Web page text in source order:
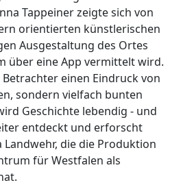
Tappeiner zeigte sich von
orientierten künstlerischen
Ausgestaltung des Ortes
über eine App vermittelt wird.
einen Eindruck von
sondern vielfach bunten
Geschichte lebendig - und
entdeckt und erforscht
die die Produktion
für Westfalen als